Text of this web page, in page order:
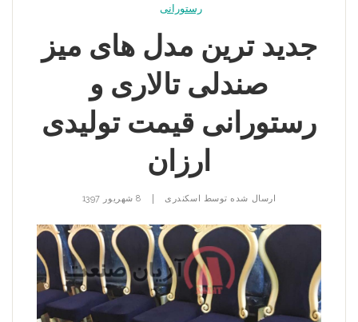
رستورانی
جدید ترین مدل های میز
صندلی تالاری و
رستورانی قیمت تولیدی
ارزان
ارسال شده توسط اسکندری 8 شهریور 1397